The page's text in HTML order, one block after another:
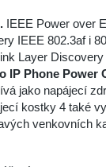
IEEE Power over
IEEE 802.3af i
Layer
IP Phone Power
jako napájecí
kostky 4 také
venkovních